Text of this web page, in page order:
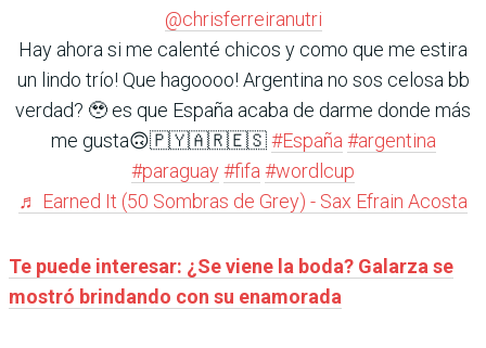
@chrisferreiranutri
Hay ahora si me calenté chicos y como que me estira
un lindo trío! Que hagoooo! Argentina no sos celosa bb
verdad? 🥹 es que España acaba de darme donde más
me gusta🙃🇵🇾🇦🇷🇪🇸#España #argentina
#paraguay#fifa #wordlcup
♬ Earned It (50 Sombras de Grey) - Sax Efrain Acosta
Te puede interesar: ¿Se viene la boda? Galarza se
mostró brindando con su enamorada